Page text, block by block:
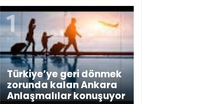
Türkiye’ye geri dönmek
zorunda kalan Ankara
Anlaşmalılar konuşuyor